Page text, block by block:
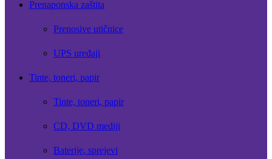
Prenaponska zaštita
Prenosive utičnice
UPS uređaji
Tinte, toneri, papir
Tinte, toneri, papir
CD, DVD mediji
Baterije, sprejevi